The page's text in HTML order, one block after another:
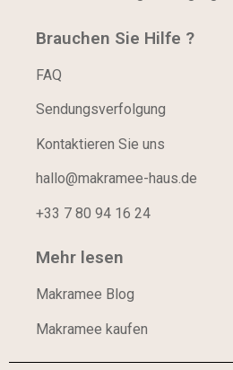
Brauchen Sie Hilfe ?
FAQ
Sendungsverfolgung
Kontaktieren Sie uns
hallo@makramee-haus.de
+33 7 80 94 16 24
Mehr lesen
Makramee Blog
Makramee kaufen